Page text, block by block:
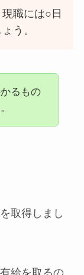
職には○日
う。
るもの
取得しまし
給を取るの